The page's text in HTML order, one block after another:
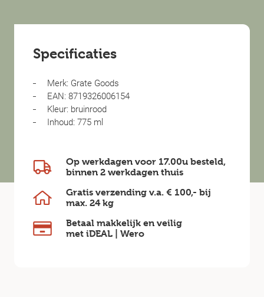
Specificaties
Merk: Grate Goods
EAN: 8719326006154
Kleur: bruinrood
Inhoud: 775 ml
Op werkdagen voor 17.00u besteld,
binnen 2 werkdagen thuis
Gratis verzending v.a. € 100,- bij
max. 24 kg
Betaal makkelijk en veilig
met iDEAL | Wero